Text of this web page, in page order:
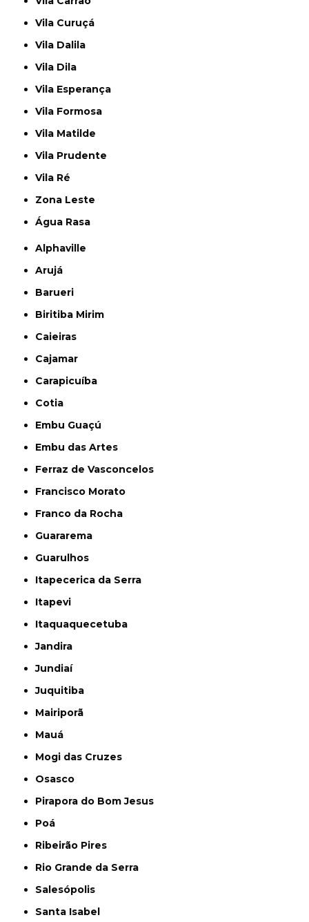
Vila Curuçá
Vila Dalila
Vila Dila
Vila Esperança
Vila Formosa
Vila Matilde
Vila Prudente
Vila Ré
Zona Leste
Água Rasa
Alphaville
Arujá
Barueri
Biritiba Mirim
Caieiras
Cajamar
Carapicuíba
Cotia
Embu Guaçú
Embu das Artes
Ferraz de Vasconcelos
Francisco Morato
Franco da Rocha
Guararema
Guarulhos
Itapecerica da Serra
Itapevi
Itaquaquecetuba
Jandira
Jundiaí
Juquitiba
Mairiporã
Mauá
Mogi das Cruzes
Osasco
Pirapora do Bom Jesus
Poá
Ribeirão Pires
Rio Grande da Serra
Salesópolis
Santa Isabel